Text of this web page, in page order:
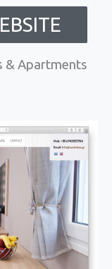
& Apartments